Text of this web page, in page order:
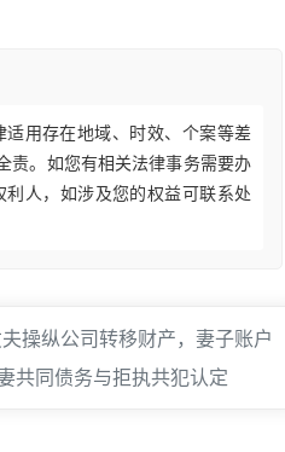
用存在地域、时效、个案等差
责。如您有相关法律事务需要办
人，如涉及您的权益可联系处
操纵公司转移财产，妻子账户
同债务与拒执共犯认定